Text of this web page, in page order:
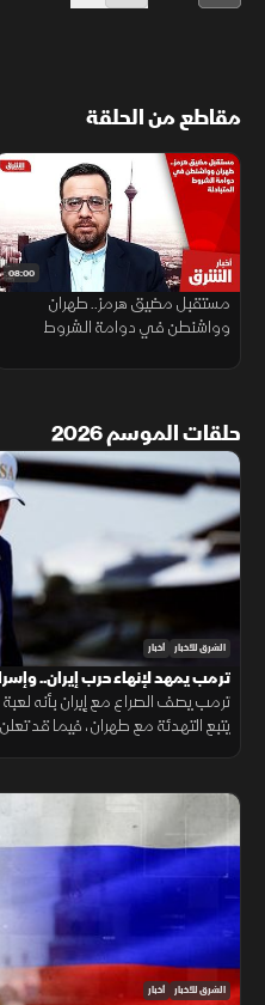
مقاطع من الحلقة
08:00
مستقبل مضيق هرمز.. طهران
وواشنطن في دوامة الشروط
حلقات الموسم 2026
الشرق للأخبار أخبار
ترمب يمهد لإنهاء حرب إيران..
تلجأ للوسطاء
ترمب يصف الصراع مع إيران بأنه
يتبع التهدئة مع طهران، فيما قد
الشرق للأخبار أخبار